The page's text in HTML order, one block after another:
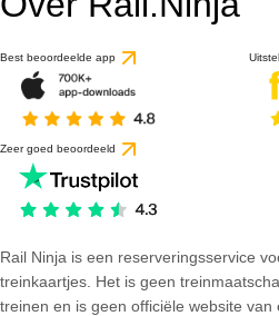
Best beoordeelde app
Zeer goed beoordeeld
Rail Ninja is een reserveringsservice
treinkaartjes. Het is geen
treinen en is geen officiële website van